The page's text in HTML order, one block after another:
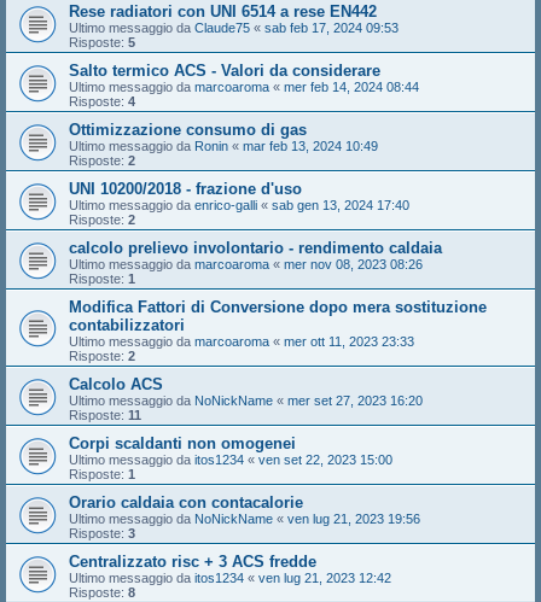
Rese radiatori con UNI 6514 a rese EN442
Ultimo messaggio da Claude75 « sab feb 17, 2024 09:53
Risposte: 5
Salto termico ACS - Valori da considerare
Ultimo messaggio da marcoaroma « mer feb 14, 2024 08:44
Risposte: 4
Ottimizzazione consumo di gas
Ultimo messaggio da Ronin « mar feb 13, 2024 10:49
Risposte: 2
UNI 10200/2018 - frazione d'uso
Ultimo messaggio da enrico-galli « sab gen 13, 2024 17:40
Risposte: 2
calcolo prelievo involontario - rendimento caldaia
Ultimo messaggio da marcoaroma « mer nov 08, 2023 08:26
Risposte: 1
Modifica Fattori di Conversione dopo mera sostituzione
contabilizzatori
Ultimo messaggio da marcoaroma « mer ott 11, 2023 23:33
Risposte: 2
Calcolo ACS
Ultimo messaggio da NoNickName « mer set 27, 2023 16:20
Risposte: 11
Corpi scaldanti non omogenei
Ultimo messaggio da itos1234 « ven set 22, 2023 15:00
Risposte: 1
Orario caldaia con contacalorie
Ultimo messaggio da NoNickName « ven lug 21, 2023 19:56
Risposte: 3
Centralizzato risc + 3 ACS fredde
Ultimo messaggio da itos1234 « ven lug 21, 2023 12:42
Risposte: 8